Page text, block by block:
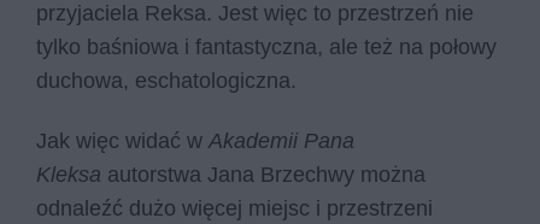
przyjaciela Reksa. Jest więc to przestrzeń nie
tylko baśniowa i fantastyczna, ale też na połowy
duchowa, eschatologiczna.
Jak więc widać wAkademii Pana
Kleksa autorstwa Jana Brzechwy można
odnaleźć dużo więcej miejsc i przestrzeni